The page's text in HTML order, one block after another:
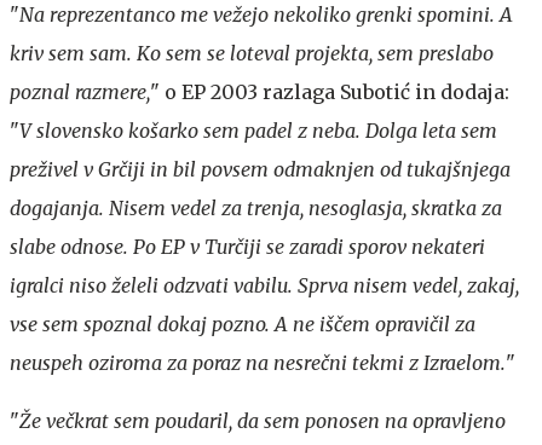
"Na reprezentanco me vežejo nekoliko grenki spomini. A
kriv sem sam. Ko sem se loteval projekta, sem preslabo
poznal razmere," o EP 2003 razlaga Subotić in dodaja:
"V slovensko košarko sem padel z neba. Dolga leta sem
preživel v Grčiji in bil povsem odmaknjen od tukajšnjega
dogajanja. Nisem vedel za trenja, nesoglasja, skratka za
slabe odnose. Po EP v Turčiji se zaradi sporov nekateri
igralci niso želeli odzvati vabilu. Sprva nisem vedel, zakaj,
vse sem spoznal dokaj pozno. A ne iščem opravičil za
neuspeh oziroma za poraz na nesrečni tekmi z Izraelom."
"Že večkrat sem poudaril, da sem ponosen na opravljeno